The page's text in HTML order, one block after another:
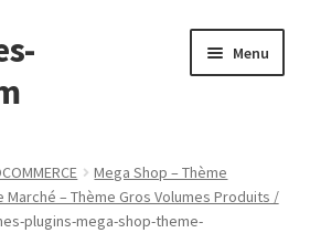
Menu
Mega Shop – Thème
– Thème Gros Volumes Produits /
plugins-mega-shop-theme-